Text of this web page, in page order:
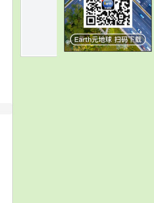
image